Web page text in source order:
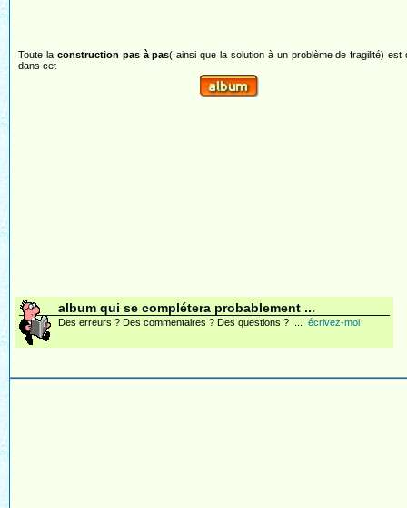
Toute la construction pas à pas( ainsi que la solution à un problème de fragilité) est
dans cet
album qui se complétera probablement ...
Des erreurs ? Des commentaires ? Des questions ? ... écrivez-moi